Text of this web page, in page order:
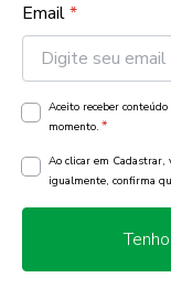
Email*
Aceito receber
momento. *
Ao clicar em Cadastrar,
igualmente, confirma